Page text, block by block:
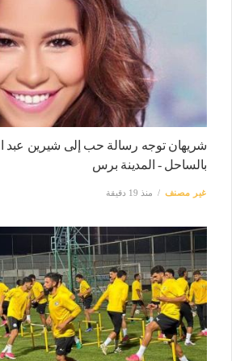
شريهان توجه رسالة حب إلى شيرين عبد
بالساحل - المدينة برس
غير مصنف منذ 19 دقيقة